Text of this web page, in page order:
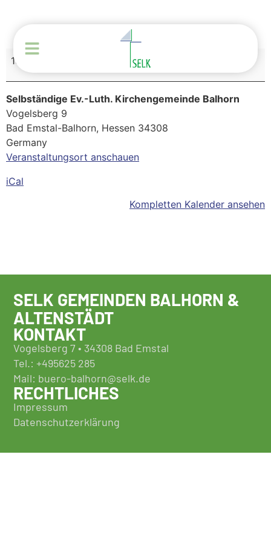
13. Oktober 2026 18. Oktober 2026
Selbständige Ev.-Luth. Kirchengemeinde Balhorn
Vogelsberg 9
Bad Emstal-Balhorn, Hessen 34308
Germany
Veranstaltungsort anschauen
iCal
Kompletten Kalender ansehen
SELK GEMEINDEN BALHORN &
ALTENSTÄDT
KONTAKT
Vogelsberg 7 • 34308 Bad Emstal
Tel.: +495625 285
Mail: buero-balhorn@selk.de
RECHTLICHES
Impressum
Datenschutzerklärung